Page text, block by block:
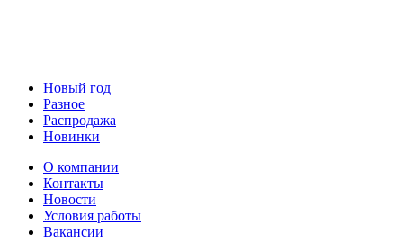
Новый год
Разное
Распродажа
Новинки
О компании
Контакты
Новости
Условия работы
Вакансии